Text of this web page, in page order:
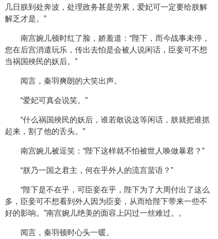
几日朕到处奔波，处理政务甚是劳累，爱妃可一定要给朕解
解乏才是。”
南宫婉儿顿时红了脸，娇羞道：“陛下，而今战事未停，
您在后宫消遣玩乐，传出去怕是会被人说闲话，臣妾可不想
当祸国殃民的妖后。”
闻言，秦羽爽朗的大笑出声。
“爱妃可真会说笑。”
“什么祸国殃民的妖后，谁若敢说这等闲话，朕就把谁抓
起来，割了他的舌头。”
南宫婉儿被逗笑：“陛下这样就不怕被世人唤做暴君？”
“朕乃一国之君主，何在乎外人的流言蜚语？”
“陛下是不在乎，可臣妾在乎，陛下为了大周付出了这么
多，臣妾可不想看到外人因为臣妾，从而给陛下带来一些不
好的影响。”南宫婉儿绝美的面容上闪过一丝难过。。
闻言，秦羽顿时心头一暖。